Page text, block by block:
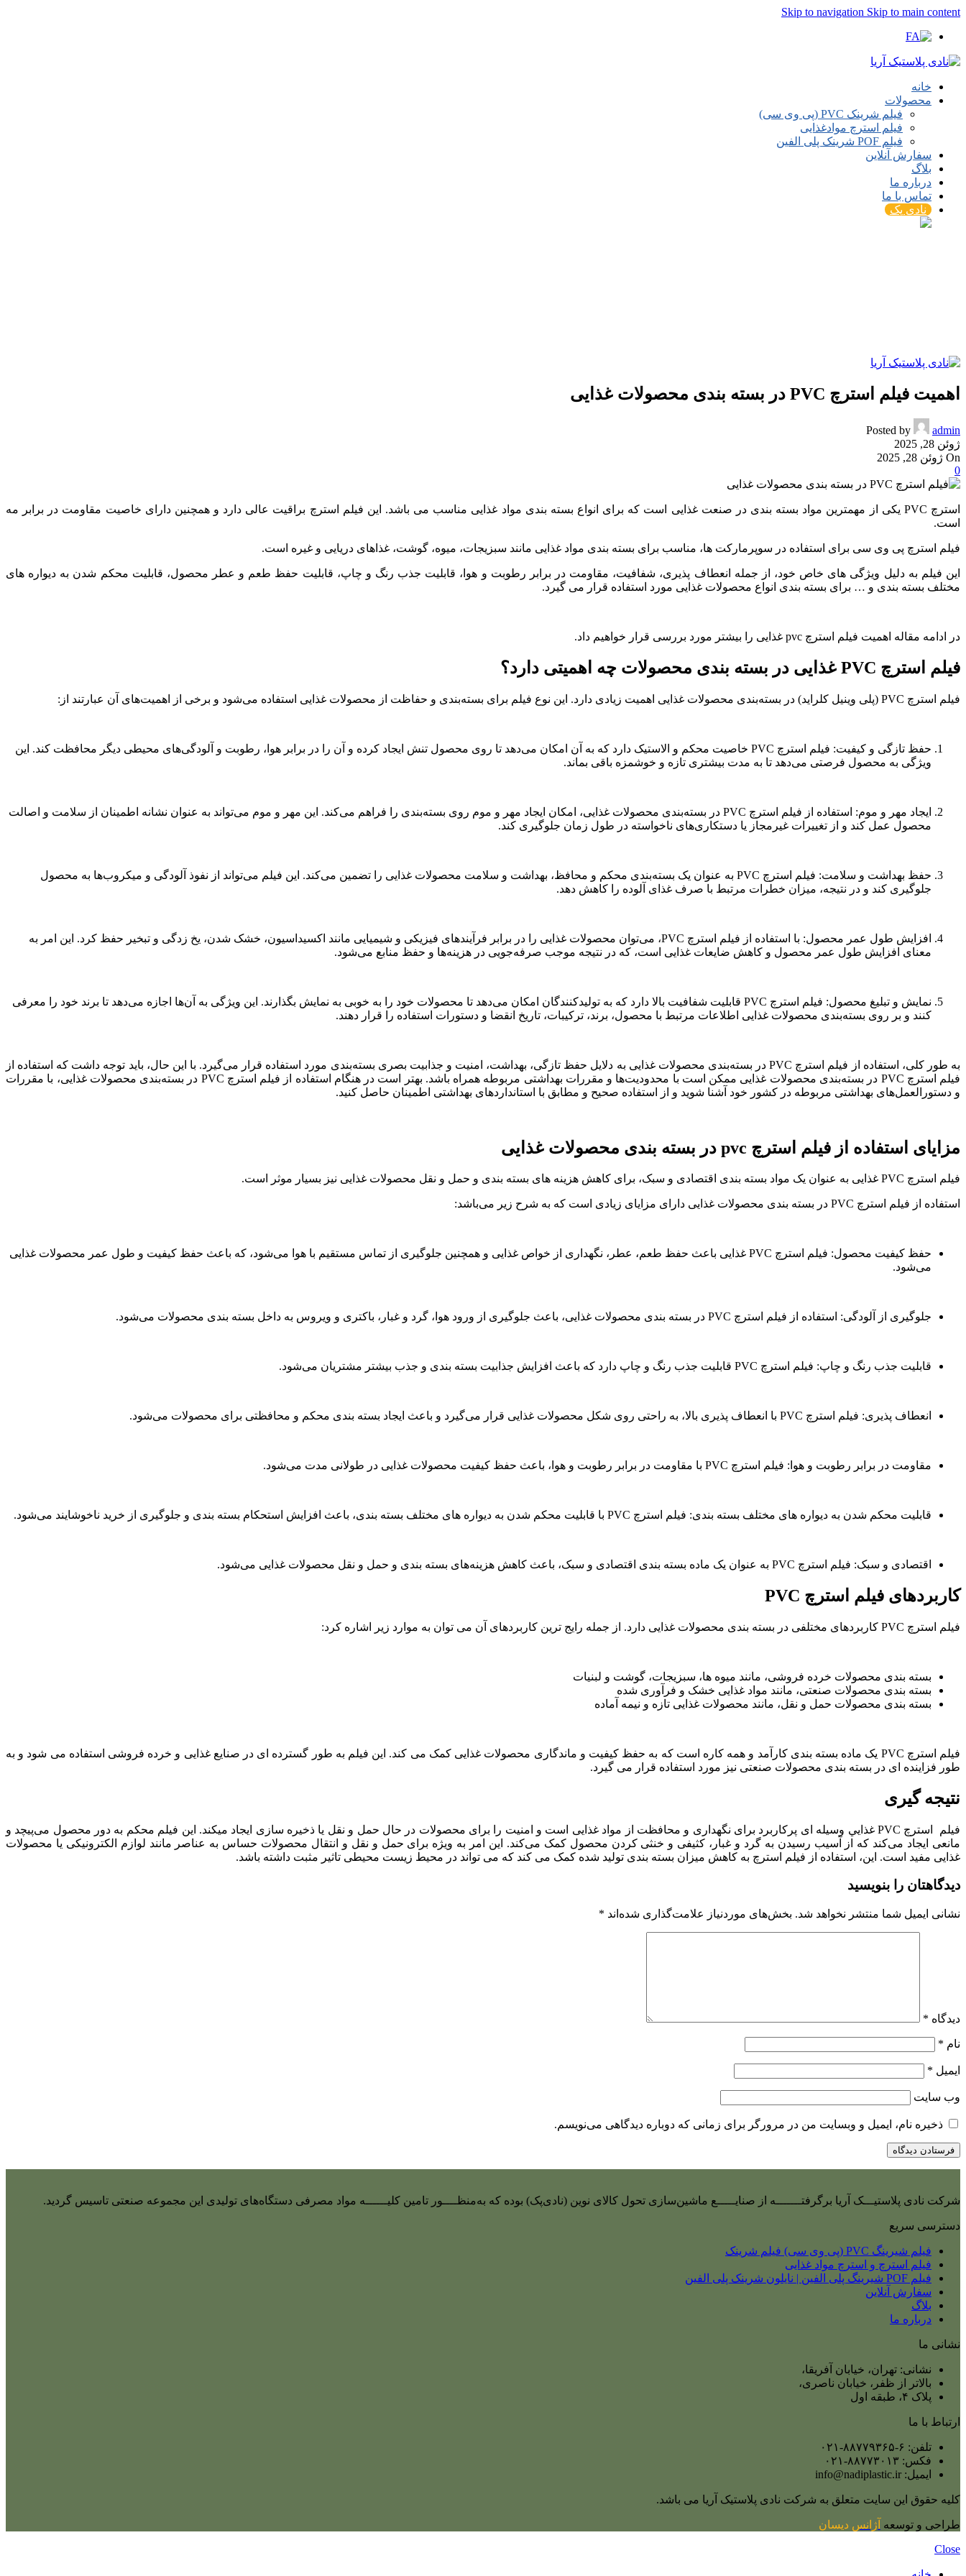
Skip to navigation Skip to main content
خانه
محصولات
فیلم شرینک PVC (پی وی سی)
فیلم استرچ موادغذایی
فیلم POF شرینک پلی الفین
سفارش آنلاین
بلاگ
درباره ما
تماس با ما
نادی پک
اهمیت فیلم استرچ PVC در بسته بندی محصولات غذایی
Posted by
admin
ژوئن 28, 2025
On ژوئن 28, 2025
0
استرچ PVC یکی از مهمترین مواد بسته بندی در صنعت غذایی است که برای انواع بسته بندی مواد غذایی مناسب می باشد. این فیلم استرچ براقیت عالی دارد و همچنین دارای خاصیت مقاومت در برابر مه
است.
فیلم استرچ پی وی سی برای استفاده در سوپرمارکت ها، مناسب برای بسته بندی مواد غذایی مانند سبزیجات، میوه، گوشت، غذاهای دریایی و غیره است.
این فیلم به دلیل ویژگی های خاص خود، از جمله انعطاف پذیری، شفافیت، مقاومت در برابر رطوبت و هوا، قابلیت جذب رنگ و چاپ، قابلیت حفظ طعم و عطر محصول، قابلیت محکم شدن به دیواره های
مختلف بسته بندی و … برای بسته بندی انواع محصولات غذایی مورد استفاده قرار می گیرد.
در ادامه مقاله اهمیت فیلم استرچ pvc غذایی را بیشتر مورد بررسی قرار خواهیم داد.
فیلم استرچ PVC غذایی در بسته بندی محصولات چه اهمیتی دارد؟
فیلم استرچ PVC (پلی وینیل کلراید) در بسته‌بندی محصولات غذایی اهمیت زیادی دارد. این نوع فیلم برای بسته‌بندی و حفاظت از محصولات غذایی استفاده می‌شود و برخی از اهمیت‌های آن عبارتند از:
حفظ تازگی و کیفیت: فیلم استرچ PVC خاصیت محکم و الاستیک دارد که به آن امکان می‌دهد تا روی محصول تنش ایجاد کرده و آن را در برابر هوا، رطوبت و آلودگی‌های محیطی دیگر محافظت کند. این
ویژگی به محصول فرصتی می‌دهد تا به مدت بیشتری تازه و خوشمزه باقی بماند.
ایجاد مهر و موم: استفاده از فیلم استرچ PVC در بسته‌بندی محصولات غذایی، امکان ایجاد مهر و موم روی بسته‌بندی را فراهم می‌کند. این مهر و موم می‌تواند به عنوان نشانه اطمینان از سلامت و اصالت
محصول عمل کند و از تغییرات غیرمجاز یا دستکاری‌های ناخواسته در طول زمان جلوگیری کند.
حفظ بهداشت و سلامت: فیلم استرچ PVC به عنوان یک بسته‌بندی محکم و محافظ، بهداشت و سلامت محصولات غذایی را تضمین می‌کند. این فیلم می‌تواند از نفوذ آلودگی و میکروب‌ها به محصول
جلوگیری کند و در نتیجه، میزان خطرات مرتبط با صرف غذای آلوده را کاهش دهد.
افزایش طول عمر محصول: با استفاده از فیلم استرچ PVC، می‌توان محصولات غذایی را در برابر فرآیندهای فیزیکی و شیمیایی مانند اکسیداسیون، خشک شدن، یخ زدگی و تبخیر حفظ کرد. این امر به
معنای افزایش طول عمر محصول و کاهش ضایعات غذایی است، که در نتیجه موجب صرفه‌جویی در هزینه‌ها و حفظ منابع می‌شود.
نمایش و تبلیغ محصول: فیلم استرچ PVC قابلیت شفافیت بالا دارد که به تولیدکنندگان امکان می‌دهد تا محصولات خود را به خوبی به نمایش بگذارند. این ویژگی به آن‌ها اجازه می‌دهد تا برند خود را معرفی
کنند و بر روی بسته‌بندی محصولات غذایی اطلاعات مرتبط با محصول، برند، ترکیبات، تاریخ انقضا و دستورات استفاده را قرار دهند.
به طور کلی، استفاده از فیلم استرچ PVC در بسته‌بندی محصولات غذایی به دلایل حفظ تازگی، بهداشت، امنیت و جذابیت بصری بسته‌بندی مورد استفاده قرار می‌گیرد. با این حال، باید توجه داشت که استفاده از
فیلم استرچ PVC در بسته‌بندی محصولات غذایی ممکن است با محدودیت‌ها و مقررات بهداشتی مربوطه همراه باشد. بهتر است در هنگام استفاده از فیلم استرچ PVC در بسته‌بندی محصولات غذایی، با مقررات
و دستورالعمل‌های بهداشتی مربوطه در کشور خود آشنا شوید و از استفاده صحیح و مطابق با استانداردهای بهداشتی اطمینان حاصل کنید.
مزایای استفاده از فیلم استرچ pvc در بسته بندی محصولات غذایی
فیلم استرچ PVC غذایی به عنوان یک مواد بسته بندی اقتصادی و سبک، برای کاهش هزینه های بسته بندی و حمل و نقل محصولات غذایی نیز بسیار موثر است.
استفاده از فیلم استرچ PVC در بسته بندی محصولات غذایی دارای مزایای زیادی است که به شرح زیر می‌باشد:
حفظ کیفیت محصول: فیلم استرچ PVC غذایی باعث حفظ طعم، عطر، نگهداری از خواص غذایی و همچنین جلوگیری از تماس مستقیم با هوا می‌شود، که باعث حفظ کیفیت و طول عمر محصولات غذایی
می‌شود.
جلوگیری از آلودگی: استفاده از فیلم استرچ PVC در بسته بندی محصولات غذایی، باعث جلوگیری از ورود هوا، گرد و غبار، باکتری و ویروس به داخل بسته بندی محصولات می‌شود.
قابلیت جذب رنگ و چاپ: فیلم استرچ PVC قابلیت جذب رنگ و چاپ دارد که باعث افزایش جذابیت بسته بندی و جذب بیشتر مشتریان می‌شود.
انعطاف پذیری: فیلم استرچ PVC با انعطاف پذیری بالا، به راحتی روی شکل محصولات غذایی قرار می‌گیرد و باعث ایجاد بسته بندی محکم و محافظتی برای محصولات می‌شود.
مقاومت در برابر رطوبت و هوا: فیلم استرچ PVC با مقاومت در برابر رطوبت و هوا، باعث حفظ کیفیت محصولات غذایی در طولانی مدت می‌شود.
قابلیت محکم شدن به دیواره های مختلف بسته بندی: فیلم استرچ PVC با قابلیت محکم شدن به دیواره های مختلف بسته بندی، باعث افزایش استحکام بسته بندی و جلوگیری از خرید ناخوشایند می‌شود.
اقتصادی و سبک: فیلم استرچ PVC به عنوان یک ماده بسته بندی اقتصادی و سبک، باعث کاهش هزینه‌های بسته بندی و حمل و نقل محصولات غذایی می‌شود.
کاربردهای فیلم استرچ PVC
فیلم استرچ PVC کاربردهای مختلفی در بسته بندی محصولات غذایی دارد. از جمله رایج ترین کاربردهای آن می توان به موارد زیر اشاره کرد:
بسته بندی محصولات خرده فروشی، مانند میوه ها، سبزیجات، گوشت و لبنیات
بسته بندی محصولات صنعتی، مانند مواد غذایی خشک و فرآوری شده
بسته بندی محصولات حمل و نقل، مانند محصولات غذایی تازه و نیمه آماده
فیلم استرچ PVC یک ماده بسته بندی کارآمد و همه کاره است که به حفظ کیفیت و ماندگاری محصولات غذایی کمک می کند. این فیلم به طور گسترده ای در صنایع غذایی و خرده فروشی استفاده می شود و به
طور فزاینده ای در بسته بندی محصولات صنعتی نیز مورد استفاده قرار می گیرد.
نتیجه گیری
فیلم استرچ PVC غذايي وسیله ای پرکاربرد برای نگهداری و محافظت از مواد غذایی است و امنیت را برای محصولات در حال حمل و نقل یا ذخیره سازی ایجاد میکند. این فیلم محکم به دور محصول می‌پیچد و
مانعی ایجاد می‌کند که از آسیب رسیدن به گرد و غبار، کثیفی و خنثی کردن محصول کمک می‌کند. این امر به ویژه برای حمل و نقل و انتقال محصولات حساس به عناصر مانند لوازم الکترونیکی یا محصولات
غذایی مفید است. این، استفاده از فیلم استرچ به کاهش میزان بسته بندی تولید شده کمک می کند که می تواند در محیط زیست محیطی تاثیر مثبت داشته باشد.
دیدگاهتان را بنویسید
نشانی ایمیل شما منتشر نخواهد شد. بخش‌های موردنیاز علامت‌گذاری شده‌اند *
دیدگاه *
نام *
ایمیل *
وب‌ سایت
ذخیره نام، ایمیل و وبسایت من در مرورگر برای زمانی که دوباره دیدگاهی می‌نویسم.
شرکت نادی‌ پلاستیـــک آریا برگرفتـــــــه از صنایـــــع ماشین‌سازی تحول کالای نوین (نادی‌پک) بوده که به‌منظــــور تامین کلیــــــه مواد مصرفی دستگاه‌های تولیدی این مجموعه صنعتی تاسیس گردید.
دسترسی سریع
فیلم شیرینگ PVC (پی وی سی) فیلم شرینک
فیلم استرچ و استرچ مواد غذایی
فیلم POF شیرینگ پلی الفین | نایلون شرینک پلی الفین
سفارش آنلاین
بلاگ
درباره ما
نشانی ما
نشانی: تهران، خیابان آفریقا،
بالاتر از ظفر، خیابان ناصری،
پلاک ۴، طبقه اول
ارتباط با ما
تلفن: ۶-۸۸۷۷۹۳۶۵-۰۲۱
فکس: ۸۸۷۷۳۰۱۳-۰۲۱
ایمیل: info@nadiplastic.ir
کلیه حقوق این سایت متعلق به شرکت نادی پلاستیک آریا می‌ باشد.
طراحی و توسعه آژانس دیسان
Close